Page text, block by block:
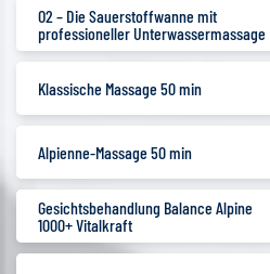
O2 – Die Sauerstoffwanne mit
professioneller Unterwassermassage
Klassische Massage 50 min
Alpienne-Massage 50 min
Gesichtsbehandlung Balance Alpine
1000+ Vitalkraft